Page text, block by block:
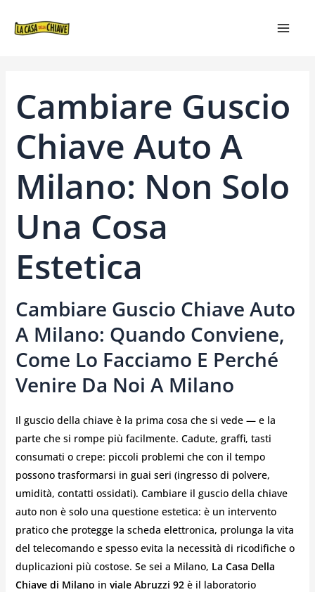
Cambiare Guscio
Chiave Auto A
Milano: Non Solo
Una Cosa
Estetica
Cambiare Guscio Chiave Auto
A Milano: Quando Conviene,
Come Lo Facciamo E Perché
Venire Da Noi A Milano
Il guscio della chiave è la prima cosa che si vede — e la
parte che si rompe più facilmente. Cadute, graffi, tasti
consumati o crepe: piccoli problemi che con il tempo
possono trasformarsi in guai seri (ingresso di polvere,
umidità, contatti ossidati). Cambiare il guscio della chiave
auto non è solo una questione estetica: è un intervento
pratico che protegge la scheda elettronica, prolunga la vita
del telecomando e spesso evita la necessità di ricodifiche o
duplicazioni più costose. Se sei a Milano, La Casa Della
Chiave di Milano in viale Abruzzi 92è il laboratorio
ARTICOLI